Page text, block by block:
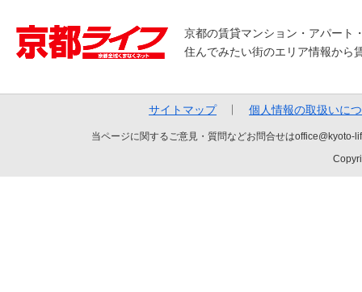
京都の賃貸マンション・アパート
住んでみたい街のエリア情報から
サイトマップ 個人情報の取扱いに
当ページに関するご意見・質問などお問合せは